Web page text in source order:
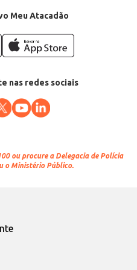
Meu Atacadão
nas redes sociais
ou procure a Delegacia de Polícia
o Ministério Público.